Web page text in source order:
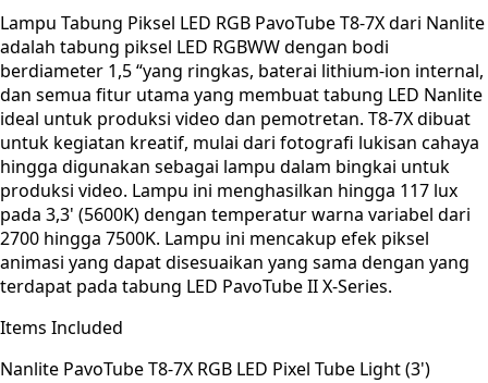
Lampu Tabung Piksel LED RGB PavoTube T8-7X dari Nanlite
adalah tabung piksel LED RGBWW dengan bodi
berdiameter 1,5 “yang ringkas, baterai lithium-ion internal,
dan semua fitur utama yang membuat tabung LED Nanlite
ideal untuk produksi video dan pemotretan. T8-7X dibuat
untuk kegiatan kreatif, mulai dari fotografi lukisan cahaya
hingga digunakan sebagai lampu dalam bingkai untuk
produksi video. Lampu ini menghasilkan hingga 117 lux
pada 3,3' (5600K) dengan temperatur warna variabel dari
2700 hingga 7500K. Lampu ini mencakup efek piksel
animasi yang dapat disesuaikan yang sama dengan yang
terdapat pada tabung LED PavoTube II X-Series.
Items Included
Nanlite PavoTube T8-7X RGB LED Pixel Tube Light (3')